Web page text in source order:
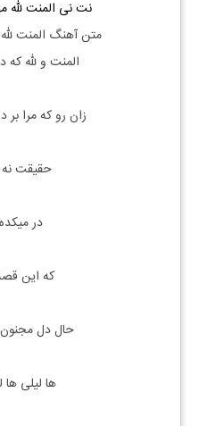
نتنی المنت
متن آهنگ المنت
المنت و لله که
زان رو که مرا بر
حقیقت
در
که این
حال دل
ها لیلی ها